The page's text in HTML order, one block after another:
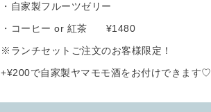
・自家製フルーツゼリー
・コーヒー or 紅茶 ¥1480
※ランチセットご注文のお客様限定！
+¥200で自家製ヤマモモ酒をお付けできます♡